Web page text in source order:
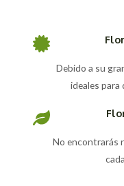
Debido a su
ideales para
No encontrarás